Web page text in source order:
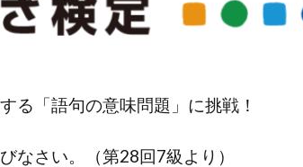
る「語句の意味問題」に挑戦！
い。（第28回7級より）